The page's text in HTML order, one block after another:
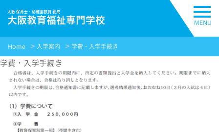
MENU
大阪 保育士・幼稚園教員 養成
大阪教育福祉専門学校
Home 入学案内 学費・入学手続き
学費・入学手続き